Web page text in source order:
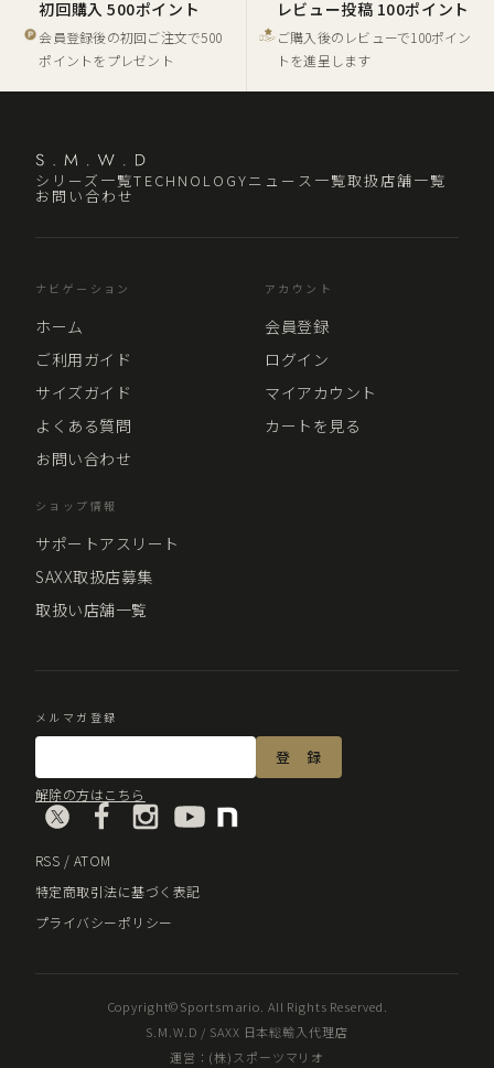
初回購入 500ポイント
会員登録後の初回ご注文で500
ポイントをプレゼント
レビュー投稿 100ポイント
ご購入後のレビューで100ポイン
トを進呈します
シリーズ一覧TECHNOLOGYニュース一覧取扱店舗一覧
お問い合わせ
ナビゲーション
ホーム
ご利用ガイド
サイズガイド
よくある質問
お問い合わせ
アカウント
会員登録
ログイン
マイアカウント
カートを見る
ショップ情報
サポートアスリート
SAXX取扱店募集
取扱い店舗一覧
メルマガ登録
解除の方はこちら
RSS / ATOM
特定商取引法に基づく表記
プライバシーポリシー
Copyright©Sportsmario. All Rights Reserved.
S.M.W.D / SAXX 日本総輸入代理店
運営：(株)スポーツマリオ